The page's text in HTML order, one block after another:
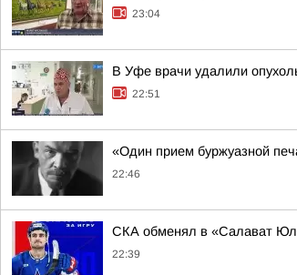
23:04
В Уфе врачи удалили
22:51
«Один прием буржуазной
22:46
СКА обменял в «Салават
22:39